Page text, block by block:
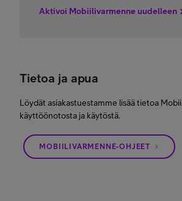
Aktivoi Mobiilivarmenne uudelleen
Tietoa ja apua
Löydät asiakastuestamme lisää tietoa
käyttöönotosta ja käytöstä.
MOBIILIVARMENNE-OHJEET